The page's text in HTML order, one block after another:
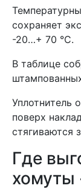
сохраняет
-20…+ 70 °С.
В таблице
Уплотнитель
поверх
стягиваются
Где
хомуты